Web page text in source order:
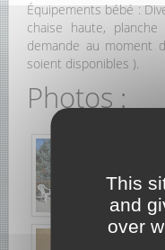
Équipements bébé :
chaise haute,
demande au moment
soient disponibles ).
Photos :
This
and
over